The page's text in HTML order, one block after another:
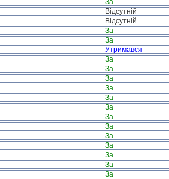
За
Відсутній
Відсутній
За
За
Утримався
За
За
За
За
За
За
За
За
За
За
За
За
За